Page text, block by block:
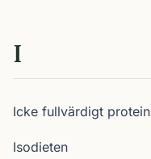
I
Icke fullvärdigt protein
Isodieten